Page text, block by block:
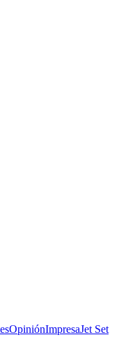
OpiniónImpresaJet Set